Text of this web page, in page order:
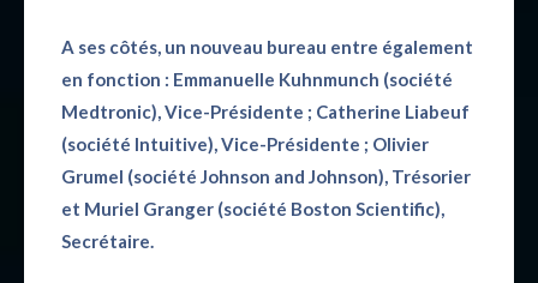
A ses côtés, un nouveau bureau entre également
en fonction : Emmanuelle Kuhnmunch (société
Medtronic), Vice-Présidente ; Catherine Liabeuf
(société Intuitive), Vice-Présidente ; Olivier
Grumel (société Johnson and Johnson), Trésorier
et Muriel Granger (société Boston Scientific),
Secrétaire.